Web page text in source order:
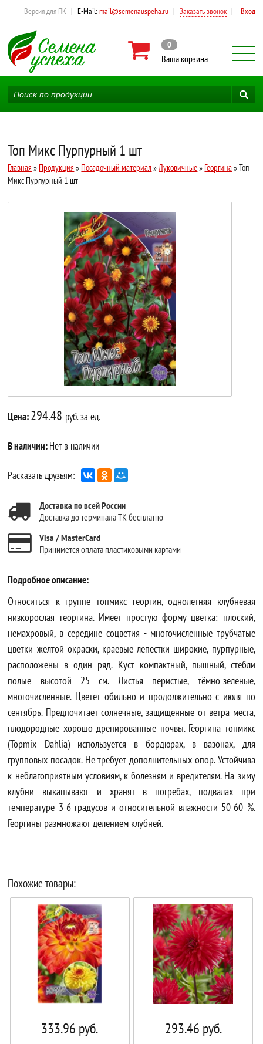
Версия для ПК | E-Mail:mail@semenauspeha.ru | Заказать звонок | Вход
0
Ваша корзина
Топ Микс Пурпурный 1 шт
Главная » Продукция » Посадочный материал» Луковичные» Георгина» Топ
Микс Пурпурный 1 шт
Цена:294.48 руб. за ед.
В наличии:Нет в наличии
Расказать друзьям:
Доставка по всей России
Доставка до терминала ТК бесплатно
Visa / MasterCard
Принимется оплата пластиковыми картами
Подробное описание:
Относиться к группе топмикс георгин, однолетняя клубневая
низкорослая георгина. Имеет простую форму цветка: плоский,
немахровый, в середине соцветия - многочисленные трубчатые
цветки желтой окраски, краевые лепестки широкие, пурпурные,
расположены в один ряд. Куст компактный, пышный, стебли
полые высотой 25 см. Листья перистые, тёмно-зеленые,
многочисленные. Цветет обильно и продолжительно с июля по
сентябрь. Предпочитает солнечные, защищенные от ветра места,
плодородные хорошо дренированные почвы. Георгина топмикс
(Topmix Dahlia) используется в бордюрах, в вазонах, для
групповых посадок. Не требует дополнительных опор. Устойчива
к неблагоприятным условиям, к болезням и вредителям. На зиму
клубни выкапывают и хранят в погребах, подвалах при
температуре 3-6 градусов и относительной влажности 50-60 %.
Георгины размножают делением клубней.
Похожие товары:
333.96 руб. 293.46 руб.